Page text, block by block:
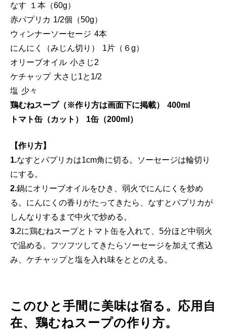
なす １本（60g）
赤パプリカ 1/2個（50g）
ウィンナーソーセージ 4本
にんにく（みじん切り） 1片（６g）
オリーブオイル 小さじ2
ケチャップ 大さじ1と1/2
塩 少々
鶏むねスープ（※作り方は画面下に掲載） 400ml
トマト缶（カット） 1缶（200ml）
【作り方】
1.なすとパプリカは1cm角に切る。ソーセージは輪切り
にする。
2.鍋にオリーブオイルをひき、弱火でにんにくを炒め
る。にんにくの香りがたってきたら、なすとパプリカが
しんなりするまで中火で炒める。
3.2に鶏むねスープとトマト缶を入れて、5分ほど中弱火
で温める。フツフツしてきたらソーセージを加えて煮込
み、ケチャップと塩を入れ味をととのえる。
このひと手間に美味は宿る。応用自
在、鶏むねスープの作り方。